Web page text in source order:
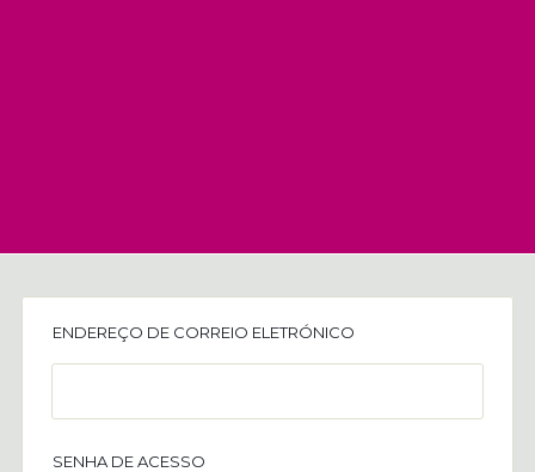
ENDEREÇO DE CORREIO ELETRÓNICO
SENHA DE ACESSO